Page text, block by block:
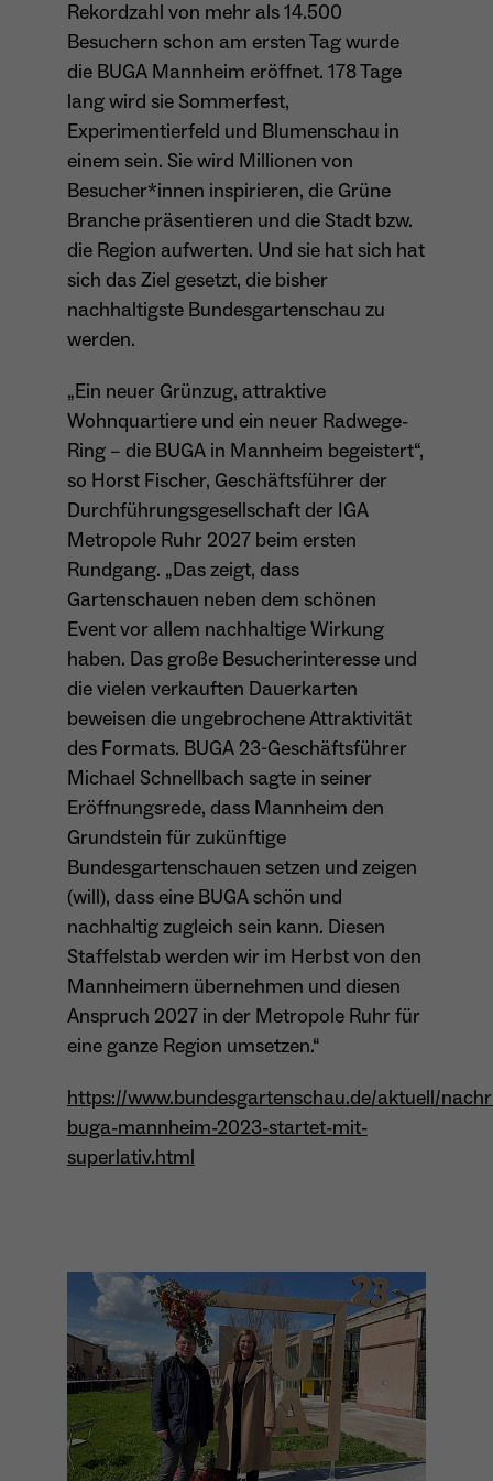
Name PHPSESSID
Anbieter Session Cookies
Laufzeit
Webseite wieder gelöscht
Zweck
PHPs Standard Sitzungs-Identifikation
(Formulare).
Anbieter TYPO3
Laufzeit Ende der Sitzung
Zweck
Dieser Cookie teilt der Webseite mit, ob ein
Besucher im Typo3-Backend angemeldet ist
und die Rechte besitzt diese zu verwalten.
cookie_optin
Anbieter Sgalinski
Laufzeit 1 Monat
Zweck
Speichert den Zustimmungsstatus des
Benutzers für Cookies auf der aktuellen
Domäne.
Anbieter Matomo
Laufzeit 13 Monate
Zweck
Dient zur anonymen Wiedererkennung eines
Besuchers.
Name _pk_ses*
Anbieter Matomo
Zweck
Speichert vorübergehend Daten der
aktuellen Sitzung.
Name _pk_ref.*
Anbieter Matomo
Laufzeit 6 Monate
Speichert die Herkunft des Besuchers.
Name MATOMO_SESSID
Anbieter Matomo
Laufzeit Sitzung
Zweck
Temporäre Session-ID, ohne
personenbezogene Daten.
Name _ga
Anbieter Google Analytics
1 Jahr
Name _ga_TNS3S6RE8W
Anbieter Google LLC
Laufzeit 2 Jahre
Zweck
Vergibt eine zufällige, pseudonyme ID, damit
erkannt wird, ob ein Besucher neu oder
Aktivierung Mehrsprachigkeit
Diese Cookies ermöglichen die automatische Übersetzung
der Website-Inhalte durch GTranslate.
Name googtrans
Anbieter GTranslate Inc.
Laufzeit 1 Jahr
Zweck
Speichert die vom Nutzer gewählte Sprache
für die automatische Übersetzung der
Cookie-Informationen anzeigen
Rekordzahl von mehr als 14.500
Besuchern schon am ersten Tag wurde
die BUGA Mannheim eröffnet. 178 Tage
lang wird sie Sommerfest,
Experimentierfeld und Blumenschau in
einem sein. Sie wird Millionen von
Besucher*innen inspirieren, die Grüne
Branche präsentieren und die Stadt bzw.
die Region aufwerten. Und sie hat sich hat
sich das Ziel gesetzt, die bisher
nachhaltigste Bundesgartenschau zu
werden.
„Ein neuer Grünzug, attraktive
Wohnquartiere und ein neuer Radwege-
Ring – die BUGA in Mannheim begeistert“,
so Horst Fischer, Geschäftsführer der
Durchführungsgesellschaft der IGA
Metropole Ruhr 2027 beim ersten
Rundgang. „Das zeigt, dass
Gartenschauen neben dem schönen
Event vor allem nachhaltige Wirkung
haben. Das große Besucherinteresse und
die vielen verkauften Dauerkarten
beweisen die ungebrochene Attraktivität
des Formats. BUGA 23-Geschäftsführer
Michael Schnellbach sagte in seiner
Eröffnungsrede, dass Mannheim den
Grundstein für zukünftige
Bundesgartenschauen setzen und zeigen
(will), dass eine BUGA schön und
nachhaltig zugleich sein kann. Diesen
Staffelstab werden wir im Herbst von den
Mannheimern übernehmen und diesen
Anspruch 2027 in der Metropole Ruhr für
eine ganze Region umsetzen.“
https://www.bundesgartenschau.de/aktuell/
buga-mannheim-2023-startet-mit-
superlativ.html